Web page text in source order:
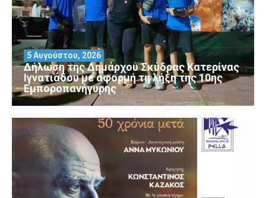
Δήλωση της Δημάρχου Σκύδρας Κατερίνας
Ιγνατιάδου με αφορμή τη λήξη της 10ης
Εμποροπανήγυρης
5 Αυγούστου, 2026